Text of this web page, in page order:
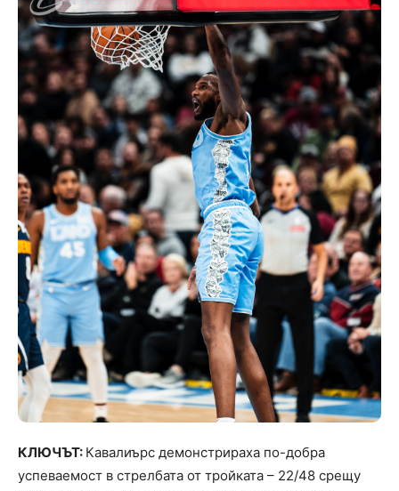
КЛЮЧЪТ: Кавалиърс демонстрираха по-добра
успеваемост в стрелбата от тройката – 22/48 срещу